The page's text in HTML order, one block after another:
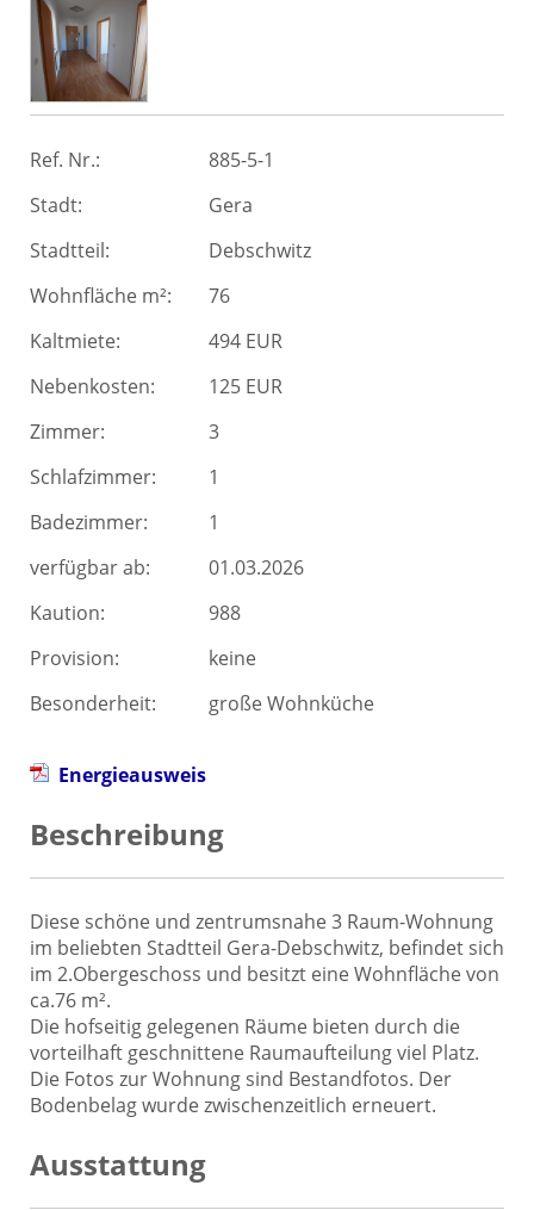
Ref. Nr.:
885-5-1
Stadt:
Gera
Stadtteil:
Debschwitz
Wohnfläche m²:
76
Kaltmiete:
494 EUR
Nebenkosten:
125 EUR
Zimmer:
3
Schlafzimmer:
1
Badezimmer:
1
verfügbar ab:
01.03.2026
Kaution:
988
Provision:
keine
Besonderheit:
große Wohnküche
Energieausweis
Beschreibung
Diese schöne und zentrumsnahe 3 Raum-Wohnung
im beliebten Stadtteil Gera-Debschwitz, befindet sich
im 2.Obergeschoss und besitzt eine Wohnfläche von
ca.76 m².
Die hofseitig gelegenen Räume bieten durch die
vorteilhaft geschnittene Raumaufteilung viel Platz.
Die Fotos zur Wohnung sind Bestandfotos. Der
Bodenbelag wurde zwischenzeitlich erneuert.
Ausstattung